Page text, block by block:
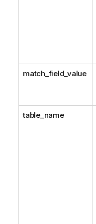
match_field_value
table_name